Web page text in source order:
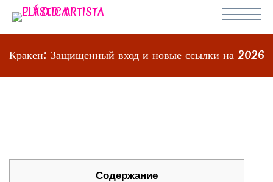
Кракен: Защищенный вход и новые ссылки на 2026
Содержание